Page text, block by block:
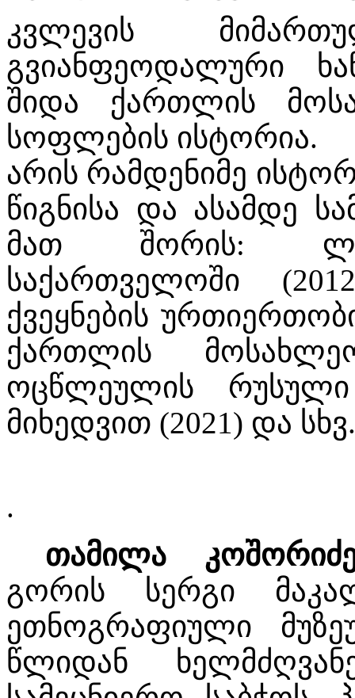
კვლევის
გვიანფეოდალური
შიდა ქართლის
სოფლების ისტორია.
არის რამდენიმე
წიგნისა და ასამდე
მათ შორის:
საქართველოში
ქვეყნების
ქართლის
ოცწლეულის
მიხედვით (2021) და სხვ.
.
თამილა
გორის სერგი
ეთნოგრაფიული
წლიდან